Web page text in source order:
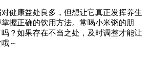
健康益处良多，但想让它真正发挥养生
握正确的饮用方法。常喝小米粥的朋
？如果存在不当之处，及时调整才能让
～